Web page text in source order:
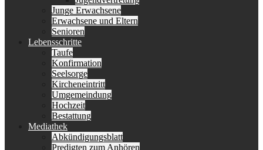
Junge Erwachsene
Erwachsene und Eltern
Senioren
Lebensschritte
Taufe
Konfirmation
Seelsorge
Kircheneintritt
Umgemeindung
Hochzeit
Bestattung
Mediathek
Abkündigungsblatt
Predigten zum Anhören